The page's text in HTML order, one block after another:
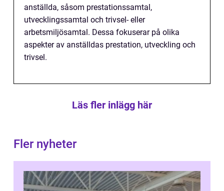
anställda, såsom prestationssamtal,
utvecklingssamtal och trivsel- eller
arbetsmiljösamtal. Dessa fokuserar på olika
aspekter av anställdas prestation, utveckling och
trivsel.
Läs fler inlägg här
Fler nyheter